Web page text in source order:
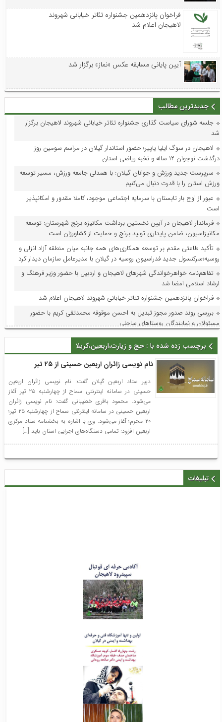
فراخوان پانزدهمین جشنواره تئاتر خیابانی شهروند
لاهیجان اعلام شد
آیین پایانی مسابقه عکس «نماز» برگزار شد
جدیدترین مطالب
جلسه شورای سیاست گذاری جشنواره تئاتر خیابانی شهروند لاهیجان برگزار
شد
لاهیجان در سوگ ایلیا یاپیر؛ حضور استاندار گیلان در مراسم سومین روز
درگذشت نوجوان ۱۲ ساله و نخبه ریاضی استان
سرپرست جدید ورزش و جوانان گیلان: با همدلی جامعه ورزش، مسیر توسعه
ورزش استان را با قدرت دنبال می‌کنیم
عبور از اوج بار تابستان با سرمایه اجتماعی موجود، کاملا مقدور و امکانپذیر
است
فرماندار لاهیجان در آیین نخستین برداشت مکانیزه برنج شهرستان: توسعه
مکانیزاسیون، ضامن پایداری تولید برنج و حمایت از کشاورزان است
تأکید طاعتی مقدم بر توسعه همکاری‌های همه جانبه میان منطقه آزاد انزلی و
روسیه؛سرکنسول جدید فدراسیون روسیه در گیلان با مدیرعامل سازمان دیدار کرد
تفاهم‌نامه خواهرخواندگی شهرهای لاهیجان و اردبیل با حضور وزیر فرهنگ و
ارشاد اسلامی امضا شد
فراخوان پانزدهمین جشنواره تئاتر خیابانی شهروند لاهیجان اعلام شد
بررسی روند صدور مجوز تبدیل به احسن موقوفه محمدتقی کریم با حضور
مسئولان و نمایندگان روستاهای ساحلی
تداوم افتخارآفرینی سوستان؛ ابراهیم‌نژاد برای سومین بار دهیار نمونه استان
شد
فرماندار لاهیجان در جلسه هماهنگی جشنواره رسانه‌ای چای:جشنواره رسانه‌ای
چای، فرصتی برای تقویت برند لاهیجان و فرهنگ مصرف چای ایرانی است
استاندار گیلان؛ گیلان می‌تواند قطب ملی اردوها و مسابقات ورزش کارگری
با حضور مدیر امور عمرانی، زیربنایی و محیط زیست دبیرخانه شورای‌عالی
مناطق آزاد و ویژه اقتصادی؛ آخرین وضعیت پروژه‌های عمرانی منطقه آزاد انزلی
بهره‌برداری و در مدار قرار گرفت
برچسب زده شده با : حج و زیارت،اربعین،کربلا
نام نویسی زائران اربعین حسینی از ۲۵ تیر
دبیر ستاد اربعین گیلان گفت: نام نویسی زائران اربعین
حسینی در سامانه اینترنتی سماح از چهارشنبه ۲۵ تیر آغاز
می‌شود. محمود باقری خطیبانی گفت: نام نویسی زائران
اربعین حسینی در سامانه اینترنتی سماح از چهارشنبه ۲۵ تیر؛
۲۰ محرم؛ آغاز می‌شود. وی با اشاره به بخشنامه ستاد مرکزی
اربعین افزود: تمامی دستگاه‌های اجرایی استان باید […]
تبلیغات